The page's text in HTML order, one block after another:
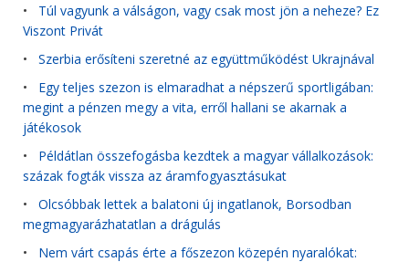
• Túl vagyunk a válságon, vagy csak most jön a neheze? Ez
Viszont Privát
• Szerbia erősíteni szeretné az együttműködést Ukrajnával
• Egy teljes szezon is elmaradhat a népszerű sportligában:
megint a pénzen megy a vita, erről hallani se akarnak a
játékosok
• Példátlan összefogásba kezdtek a magyar vállalkozások:
százak fogták vissza az áramfogyasztásukat
• Olcsóbbak lettek a balatoni új ingatlanok, Borsodban
megmagyarázhatatlan a drágulás
• Nem várt csapás érte a főszezon közepén nyaralókat: